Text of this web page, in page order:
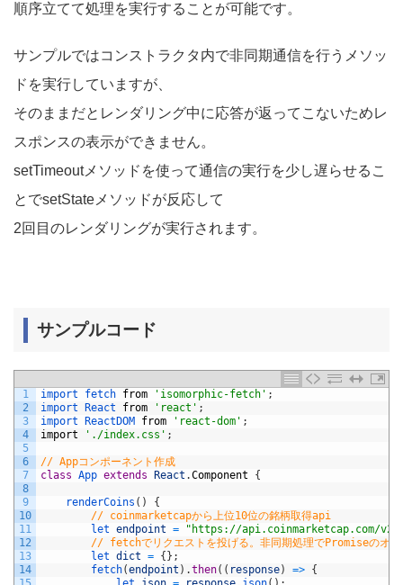
順序立てて処理を実行することが可能です。
サンプルではコンストラクタ内で非同期通信を行うメソッ
ドを実行していますが、
そのままだとレンダリング中に応答が返ってこないためレ
スポンスの表示ができません。
setTimeoutメソッドを使って通信の実行を少し遅らせるこ
とでsetStateメソッドが反応して
2回目のレンダリングが実行されます。
サンプルコード
1
2
3
4
5
6
7
8
9
10
11
12
13
14
import fetch from 'isomorphic-fetch' ;
import
React from 'react' ;
import
ReactDOM from 'react-dom' ;
import
'./index.css' ;
// Appコンポーネント作成
class App extends React .Component {
renderCoins ( )
{
// coinmarketcapから上位10位の銘柄取得api
let endpoint =
"https://api.coinmarketcap.com/
// fetchでリクエストを投げる。非同期処理でPromiseのオブ
let dict = { } ;
fetch(endpoint ) .then( ( response) => {